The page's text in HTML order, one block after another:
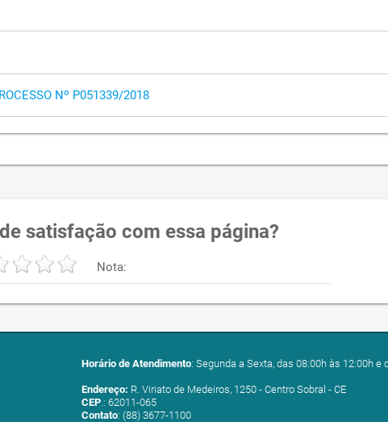
Nº P051339/2018
satisfação com essa página?
Nota:
Horário de Atendimento: Segunda a Sexta, das 08:00h às 12:00h e
Endereço: R. Viriato de Medeiros, 1250 - Centro Sobral - CE
CEP.: 62011-065
Contato: (88) 3677-1100